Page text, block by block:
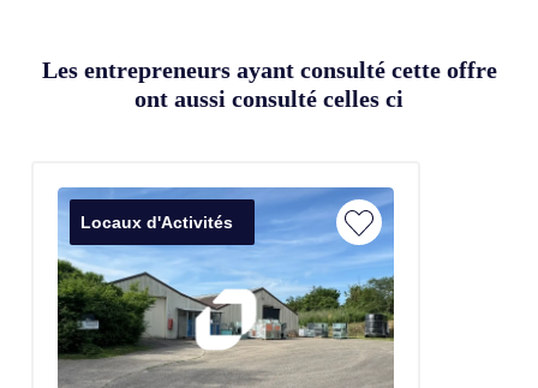
Les entrepreneurs ayant consulté cette offre
ont aussi consulté celles ci
Locaux d'Activités